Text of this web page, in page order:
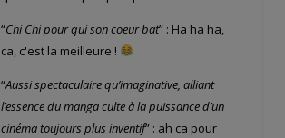
“Chi Chi pour qui son coeur bat” : Ha ha ha,
ca, c'est la meilleure !
“Aussi spectaculaire qu’imaginative, alliant
l’essence du manga culte à la puissance d’un
cinéma toujours plus inventif” : ah ca pour